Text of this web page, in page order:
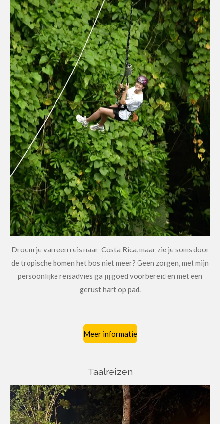
Droom je van een reis naar Costa Rica, maar zie je soms door
de tropische bomen het bos niet meer? Geen zorgen, met mijn
persoonlijke reisadvies ga jij goed voorbereid én met een
gerust hart op pad.
Meer informatie
Taalreizen